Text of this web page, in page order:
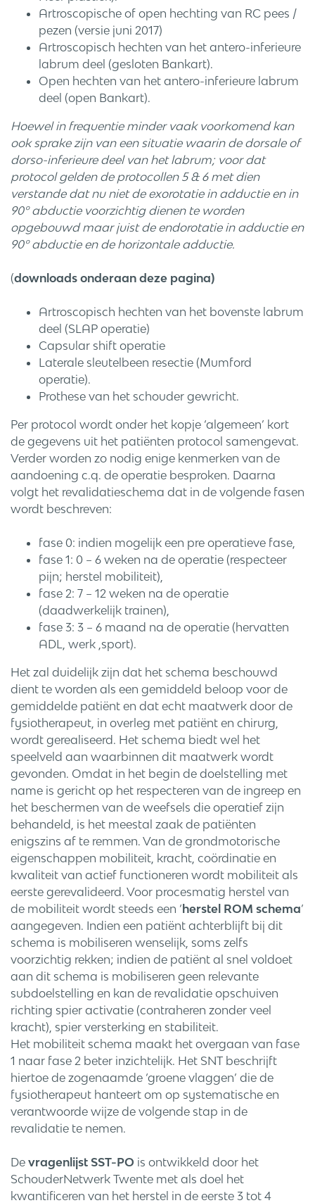
Artroscopische of open hechting van RC pees /
pezen (versie juni 2017)
Artroscopisch hechten van het antero-inferieure
labrum deel (gesloten Bankart).
Open hechten van het antero-inferieure labrum
deel (open Bankart).
Hoewel in frequentie minder vaak voorkomend kan
ook sprake zijn van een situatie waarin de dorsale of
dorso-inferieure deel van het labrum; voor dat
protocol gelden de protocollen 5 & 6 met dien
verstande dat nu niet de exorotatie in adductie en in
90º abductie voorzichtig dienen te worden
opgebouwd maar juist de endorotatie in adductie en
90º abductie en de horizontale adductie.
(downloads onderaan deze pagina)
Artroscopisch hechten van het bovenste labrum
deel (SLAP operatie)
Capsular shift operatie
Laterale sleutelbeen resectie (Mumford
operatie).
Prothese van het schouder gewricht.
Per protocol wordt onder het kopje ‘algemeen’ kort
de gegevens uit het patiënten protocol samengevat.
Verder worden zo nodig enige kenmerken van de
aandoening c.q. de operatie besproken. Daarna
volgt het revalidatieschema dat in de volgende fasen
wordt beschreven:
fase 0: indien mogelijk een pre operatieve fase,
fase 1: 0 – 6 weken na de operatie (respecteer
pijn; herstel mobiliteit),
fase 2: 7 – 12 weken na de operatie
(daadwerkelijk trainen),
fase 3: 3 – 6 maand na de operatie (hervatten
ADL, werk ,sport).
Het zal duidelijk zijn dat het schema beschouwd
dient te worden als een gemiddeld beloop voor de
gemiddelde patiënt en dat echt maatwerk door de
fysiotherapeut, in overleg met patiënt en chirurg,
wordt gerealiseerd. Het schema biedt wel het
speelveld aan waarbinnen dit maatwerk wordt
gevonden. Omdat in het begin de doelstelling met
name is gericht op het respecteren van de ingreep en
het beschermen van de weefsels die operatief zijn
behandeld, is het meestal zaak de patiënten
enigszins af te remmen. Van de grondmotorische
eigenschappen mobiliteit, kracht, coördinatie en
kwaliteit van actief functioneren wordt mobiliteit als
eerste gerevalideerd. Voor procesmatig herstel van
de mobiliteit wordt steeds een ‘ herstel ROM schema’
aangegeven. Indien een patiënt achterblijft bij dit
schema is mobiliseren wenselijk, soms zelfs
voorzichtig rekken; indien de patiënt al snel voldoet
aan dit schema is mobiliseren geen relevante
subdoelstelling en kan de revalidatie opschuiven
richting spier activatie (contraheren zonder veel
kracht), spier versterking en stabiliteit.
Het mobiliteit schema maakt het overgaan van fase
1 naar fase 2 beter inzichtelijk. Het SNT beschrijft
hiertoe de zogenaamde ‘groene vlaggen’ die de
fysiotherapeut hanteert om op systematische en
verantwoorde wijze de volgende stap in de
revalidatie te nemen.
De vragenlijst SST-PO is ontwikkeld door het
SchouderNetwerk Twente met als doel het
kwantificeren van het herstel in de eerste 3 tot 4